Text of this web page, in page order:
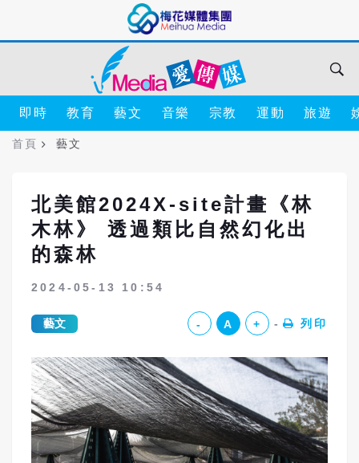
即時 教育 藝文 音樂 宗教 運動 旅遊
首頁 藝文
北美館2024X-site計畫《林
木林》 透過類比自然幻化出
的森林
2024-05-13 10:54
藝文 - A + 列印